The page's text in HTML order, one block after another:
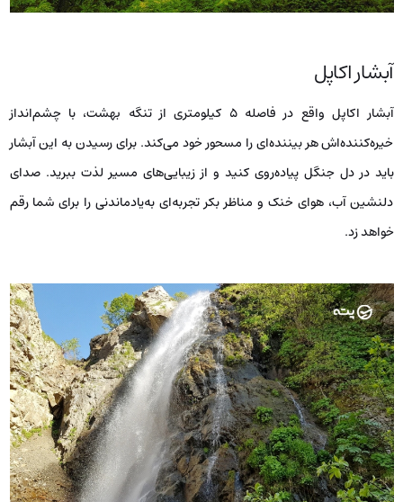
آبشار اکاپل
آبشار اکاپل واقع در فاصله ۵ کیلومتری از تنگه بهشت، با چشم‌انداز
خیره‌کننده‌اش هر بیننده‌ای را مسحور خود می‌کند. برای رسیدن به این آبشار
باید در دل جنگل پیاده‌روی کنید و از زیبایی‌های مسیر لذت ببرید. صدای
دلنشین آب، هوای خنک و مناظر بکر تجربه‌ای به‌یادماندنی را برای شما رقم
خواهد زد.